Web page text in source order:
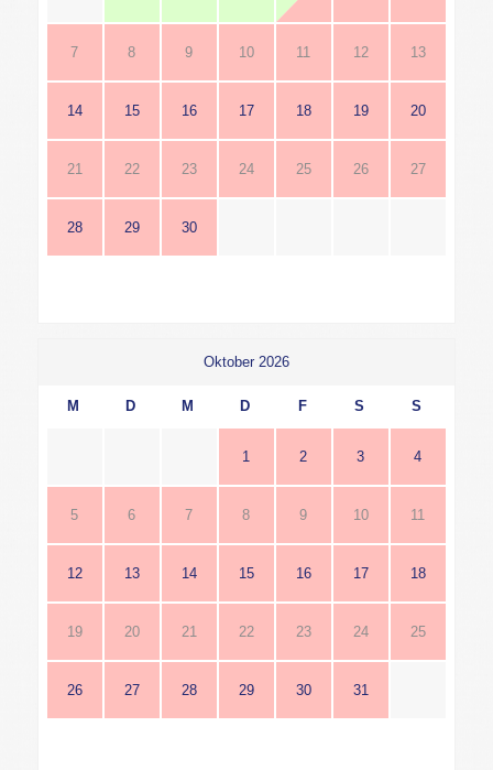
7 8 9 10 11 12 13
14 15 16 17 18 19 20
21 22 23 24 25 26 27
28 29 30
Oktober 2026
M D M D F S S
1 2 3 4
5 6 7 8 9 10 11
12 13 14 15 16 17 18
19 20 21 22 23 24 25
26 27 28 29 30 31